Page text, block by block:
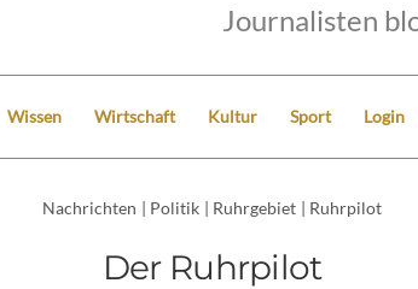
Journalisten
Wissen Wirtschaft Kultur Sport Login
Nachrichten | Politik | Ruhrgebiet | Ruhrpilot
Der Ruhrpilot